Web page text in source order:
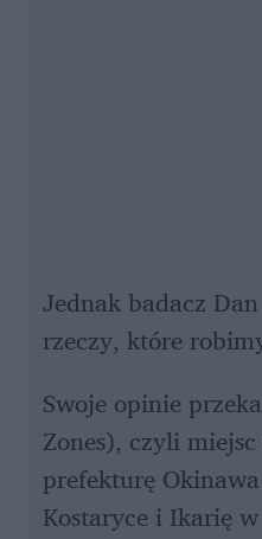
Jednak badacz
rzeczy, które
Swoje opinie
Zones), czyli
prefekturę
Kostaryce i Ikarię